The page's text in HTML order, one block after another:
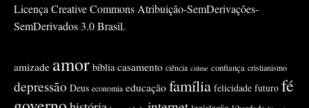
LicençaCreative Commons Atribuição-SemDerivações-
SemDerivados 3.0 Brasil.
amizade amor bíblia casamento ciência ciúme confiança cristianismo
depressão Deus economia educação família felicidade futuro fé